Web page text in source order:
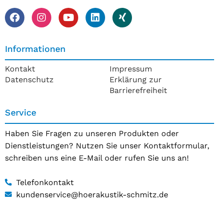
Informationen
Kontakt
Datenschutz
Impressum
Erklärung zur
Barrierefreiheit
Service
Haben Sie Fragen zu unseren Produkten oder
Dienstleistungen? Nutzen Sie unser Kontaktformular,
schreiben uns eine E-Mail oder rufen Sie uns an!
Telefonkontakt
kundenservice@hoerakustik-schmitz.de